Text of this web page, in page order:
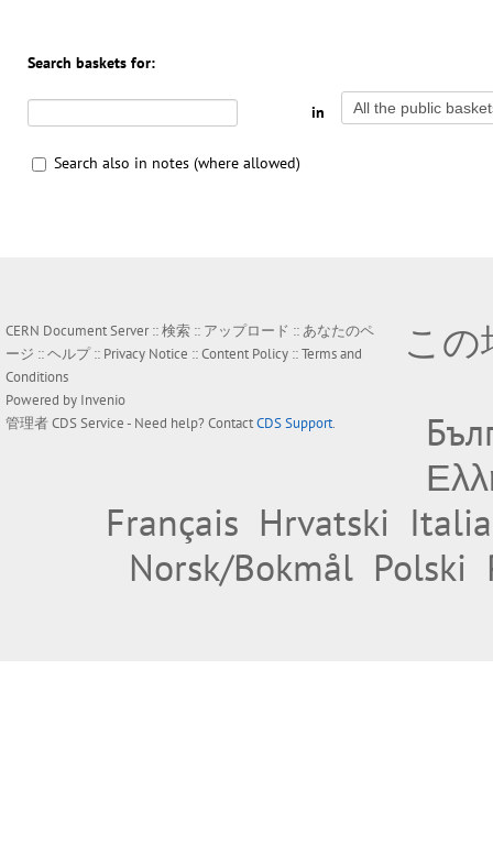
Search baskets for:
in
Search also in notes (where allowed)
CERN Document Server ::検索 :: アップロード ::あなたのペ
ージ ::ヘルプ:: Privacy Notice ::Content Policy ::Terms and
Conditions
Powered by Invenio
管理者CDS Service- Need help? ContactCDS Support.
こ
Français Hrvatski
Norsk/Bokmål Polski